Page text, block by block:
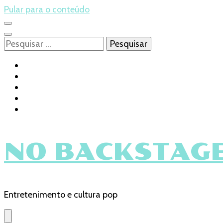
Pular para o conteúdo
Pesquisar
por:
NO
Entretenimento e cultura pop